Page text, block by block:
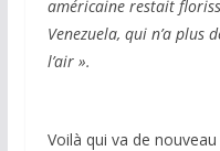
américaine restait
Venezuela, qui n’a plus
l’air ».
Voilà qui va de